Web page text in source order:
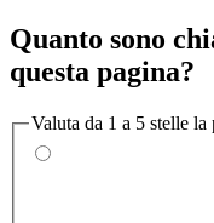
Quanto sono
questa pagina?
Valuta da 1 a 5 stelle la